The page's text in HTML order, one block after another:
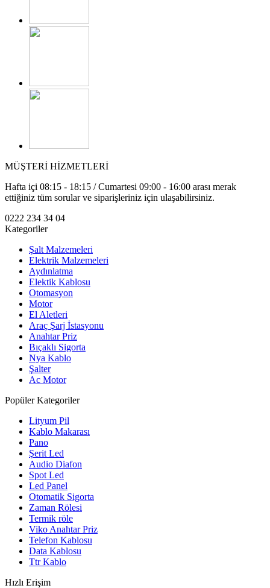
MÜŞTERİ HİZMETLERİ
Hafta içi 08:15 - 18:15 / Cumartesi 09:00 - 16:00 arası merak
ettiğiniz tüm sorular ve siparişleriniz için ulaşabilirsiniz.
0222 234 34 04
Kategoriler
Şalt Malzemeleri
Elektrik Malzemeleri
Aydınlatma
Elektik Kablosu
Otomasyon
Motor
El Aletleri
Araç Şarj İstasyonu
Anahtar Priz
Bıçaklı Sigorta
Nya Kablo
Şalter
Ac Motor
Popüler Kategoriler
Lityum Pil
Kablo Makarası
Pano
Şerit Led
Audio Diafon
Spot Led
Led Panel
Otomatik Sigorta
Zaman Rölesi
Termik röle
Viko Anahtar Priz
Telefon Kablosu
Data Kablosu
Ttr Kablo
Hızlı Erişim